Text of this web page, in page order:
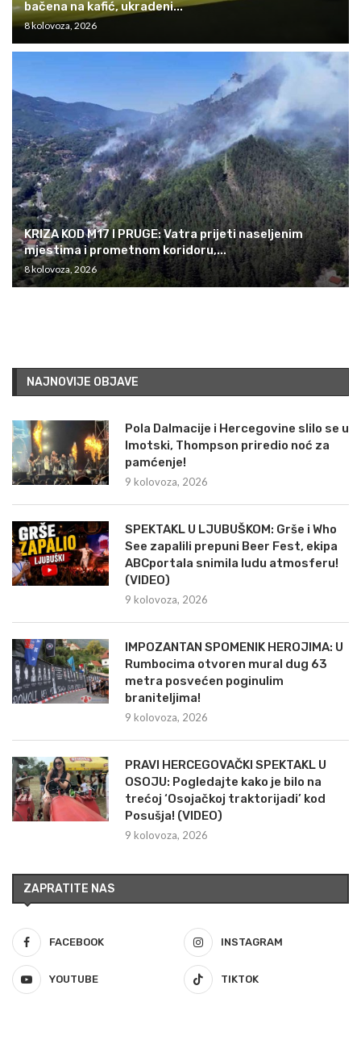
bačena na kafić, ukradeni...
8 kolovoza, 2026
KRIZA KOD M17 I PRUGE: Vatra prijeti naseljenim
mjestima i prometnom koridoru,...
8 kolovoza, 2026
NAJNOVIJE OBJAVE
Pola Dalmacije i Hercegovine slilo se u
Imotski, Thompson priredio noć za
pamćenje!
9 kolovoza, 2026
SPEKTAKL U LJUBUŠKOM: Grše i Who
See zapalili prepuni Beer Fest, ekipa
ABCportala snimila ludu atmosferu!
(VIDEO)
9 kolovoza, 2026
IMPOZANTAN SPOMENIK HEROJIMA: U
Rumbocima otvoren mural dug 63
metra posvećen poginulim
braniteljima!
9 kolovoza, 2026
PRAVI HERCEGOVAČKI SPEKTAKL U
OSOJU: Pogledajte kako je bilo na
trećoj ‘Osojačkoj traktorijadi’ kod
Posušja! (VIDEO)
9 kolovoza, 2026
ZAPRATITE NAS
FACEBOOK INSTAGRAM
YOUTUBE TIKTOK